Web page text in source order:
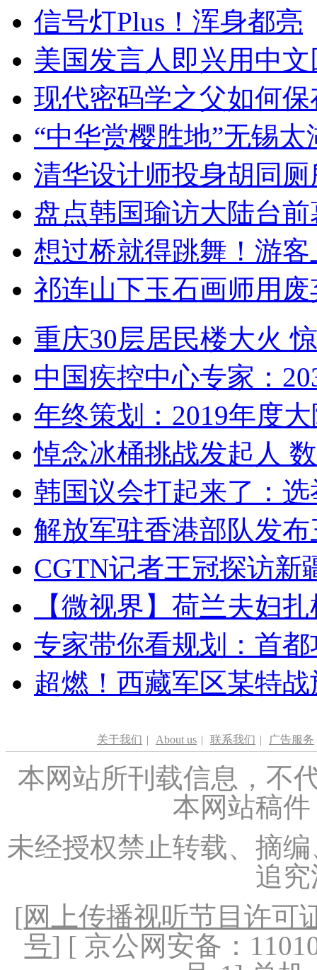
信号灯Plus！浑身都亮
美国发言人即兴用中
现代密码学之父如何
“中华赏樱胜地”无锡
清华设计师投身胡同
盘点韩国瑜访大陆台
想过桥就得跳舞！游客
祁连山下玉石画师用
重庆30层居民楼大火
中国疾控中心专家：
年终策划：2019年度
悼念冰桶挑战发起人
韩国议会打起来了：
解放军驻香港部队发
CGTN记者王冠探访新
【微视界】荷兰夫妇
专家带你看规划：首
超燃！西藏军区某特
关于我们 | About us | 联系我们 | 广告服务
本网站所刊载信息，不
本网站稿
未经授权禁止转载、摘
追
[网上传播视听节目许可
号] [ 京公网安备：